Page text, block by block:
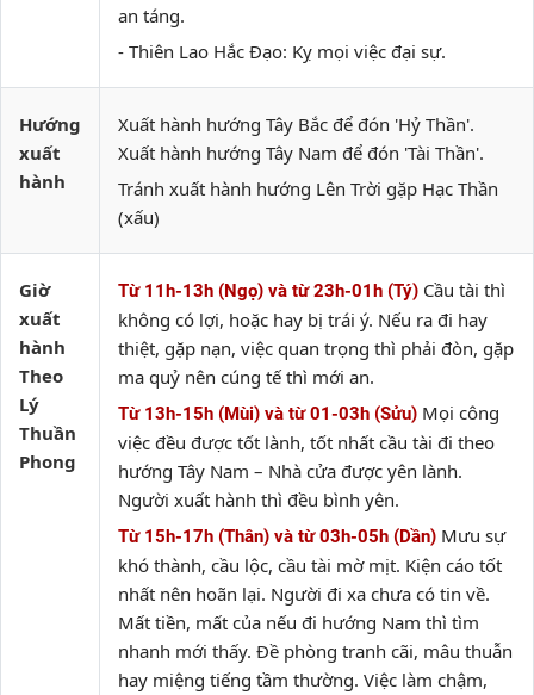
an táng.
- Thiên Lao Hắc Đạo: Kỵ mọi việc đại sự.
Hướng
xuất
hành
Xuất hành hướng Tây Bắc để đón 'Hỷ Thần'.
Xuất hành hướng Tây Nam để đón 'Tài Thần'.
Tránh xuất hành hướng Lên Trời gặp Hạc Thần
(xấu)
Giờ
xuất
hành
Theo
Lý
Thuần
Phong
Từ 11h-13h (Ngọ) và từ 23h-01h (Tý) Cầu tài thì
không có lợi, hoặc hay bị trái ý. Nếu ra đi hay
thiệt, gặp nạn, việc quan trọng thì phải đòn, gặp
ma quỷ nên cúng tế thì mới an.
Từ 13h-15h (Mùi) và từ 01-03h (Sửu) Mọi công
việc đều được tốt lành, tốt nhất cầu tài đi theo
hướng Tây Nam – Nhà cửa được yên lành.
Người xuất hành thì đều bình yên.
Từ 15h-17h (Thân) và từ 03h-05h (Dần) Mưu sự
khó thành, cầu lộc, cầu tài mờ mịt. Kiện cáo tốt
nhất nên hoãn lại. Người đi xa chưa có tin về.
Mất tiền, mất của nếu đi hướng Nam thì tìm
nhanh mới thấy. Đề phòng tranh cãi, mâu thuẫn
hay miệng tiếng tầm thường. Việc làm chậm,